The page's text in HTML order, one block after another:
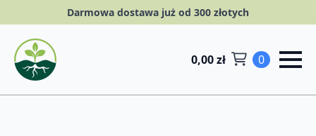
Darmowa dostawa już od 300 złotych
0,00zł 0